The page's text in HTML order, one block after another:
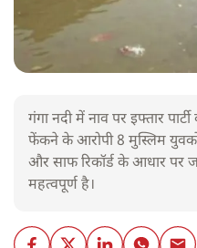
गंगा नदी में नाव पर इफ्तार
फेंकने के आरोपी 8 मुस्लिम युवकों
और साफ रिकॉर्ड के आधार पर
महत्वपूर्ण है।